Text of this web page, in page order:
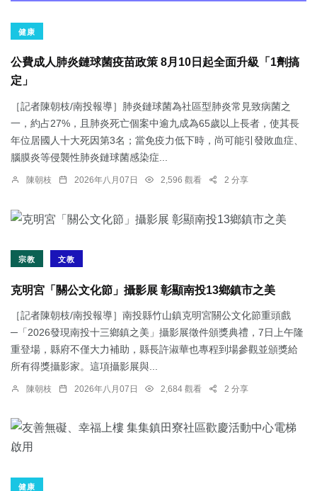
健康
公費成人肺炎鏈球菌疫苗政策 8月10日起全面升級「1劑搞
定」
［記者陳朝枝/南投報導］肺炎鏈球菌為社區型肺炎常見致病菌之
一，約占27%，且肺炎死亡個案中逾九成為65歲以上長者，使其長
年位居國人十大死因第3名；當免疫力低下時，尚可能引發敗血症、
腦膜炎等侵襲性肺炎鏈球菌感染症...
陳朝枝 2026年八月07日 2,596 觀看 2 分享
宗教 文教
克明宮「關公文化節」攝影展 彰顯南投13鄉鎮市之美
［記者陳朝枝/南投報導］南投縣竹山鎮克明宮關公文化節重頭戲
─「2026發現南投十三鄉鎮之美」攝影展徵件頒獎典禮，7日上午隆
重登場，縣府不僅大力補助，縣長許淑華也專程到場參觀並頒獎給
所有得獎攝影家。這項攝影展與...
陳朝枝 2026年八月07日 2,684 觀看 2 分享
健康